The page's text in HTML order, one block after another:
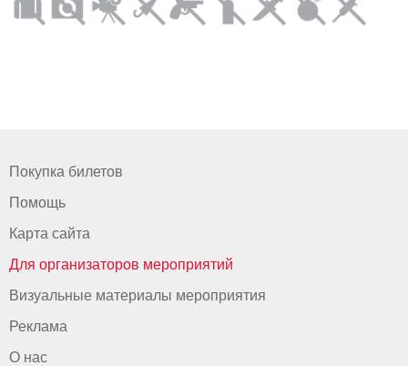
Покупка билетов
Помощь
Карта сайта
Для организаторов мероприятий
Визуальные материалы мероприятия
Реклама
О нас